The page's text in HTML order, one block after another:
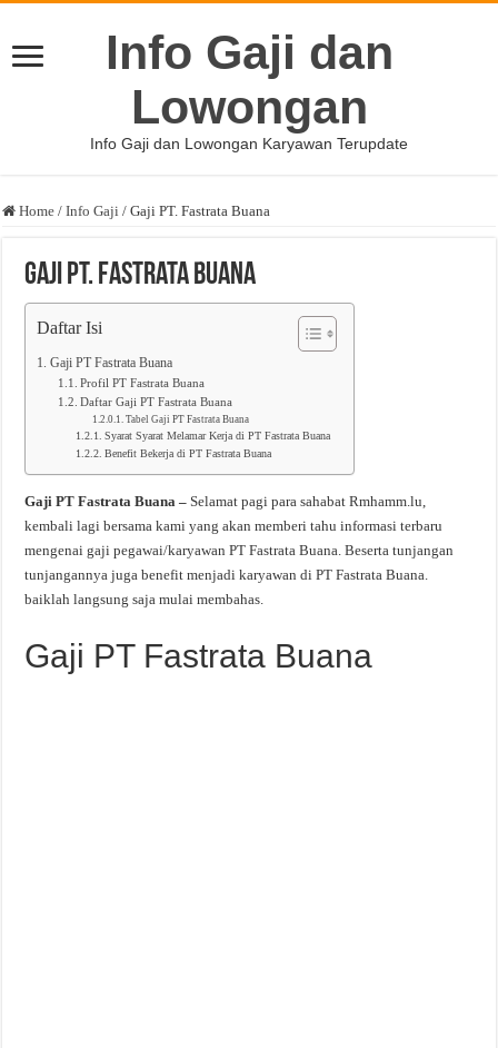
Info Gaji dan
Lowongan
Info Gaji dan Lowongan Karyawan Terupdate
Home / Info Gaji / Gaji PT. Fastrata Buana
Gaji PT. Fastrata Buana
Daftar Isi
Gaji PT Fastrata Buana
Profil PT Fastrata Buana
Daftar Gaji PT Fastrata Buana
Tabel Gaji PT Fastrata Buana
Syarat Syarat Melamar Kerja di PT Fastrata Buana
Benefit Bekerja di PT Fastrata Buana
Gaji PT Fastrata Buana –Selamat pagi para sahabat Rmhamm.lu,
kembali lagi bersama kami yang akan memberi tahu informasi terbaru
mengenai gaji pegawai/karyawan PT Fastrata Buana. Beserta tunjangan
tunjangannya juga benefit menjadi karyawan di PT Fastrata Buana.
baiklah langsung saja mulai membahas.
Gaji PT Fastrata Buana